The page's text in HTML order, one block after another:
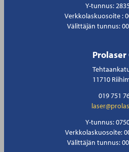
Y-tunnus:
Verkkolaskuosoite :
Välittäjän tunnus:
Prolaser
11710
019 751
Y-tunnus:
Verkkolaskuosoite:
Välittäjän tunnus: